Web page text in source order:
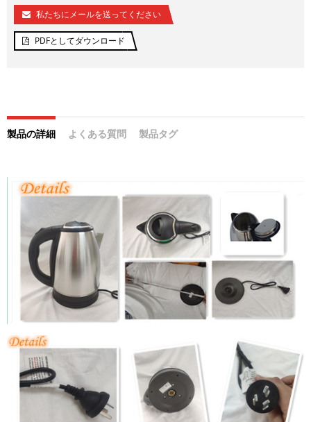
私たちにメールを送ってください
PDFとしてダウンロード
製品の詳細 よくある質問 製品タグ